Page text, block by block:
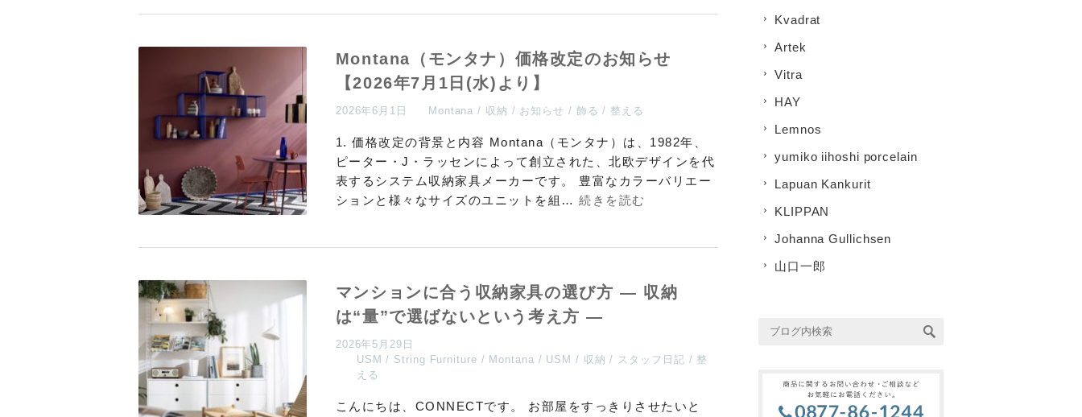
Montana（モンタナ）価格改定のお知らせ
【2026年7月1日(水)より】
2026年6月1日 Montana 収納 お知らせ 飾る 整える
1. 価格改定の背景と内容 Montana（モンタナ）は、1982年、
ピーター・J・ラッセンによって創立された、北欧デザインを代
表するシステム収納家具メーカーです。 豊富なカラーバリエー
ションと様々なサイズのユニットを組… 続きを読む
マンションに合う収納家具の選び方 — 収納
は“量”で選ばないという考え方 —
2026年5月29日
USM
String Furniture Montana USM 収納 スタッフ日記
整
える
こんにちは、CONNECTです。 お部屋をすっきりさせたいと
Kvadrat
Artek
Vitra
HAY
Lemnos
yumiko iihoshi porcelain
Lapuan Kankurit
KLIPPAN
Johanna Gullichsen
山口一郎